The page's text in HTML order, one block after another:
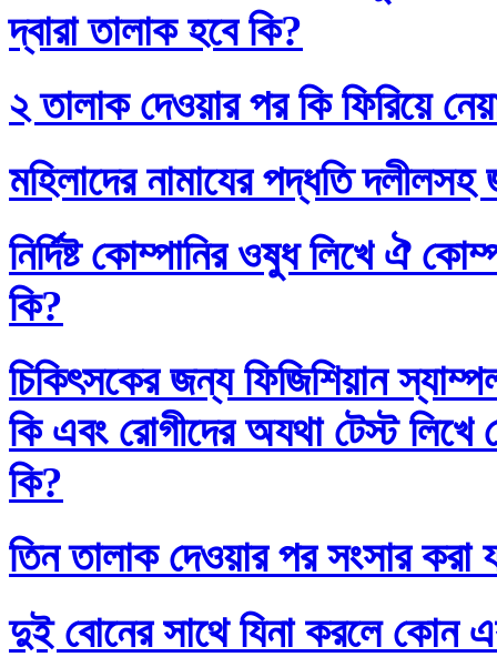
দ্বারা তালাক হবে কি?
২ তালাক দেওয়ার পর কি ফিরিয়ে
মহিলাদের নামাযের পদ্ধতি দলীলসহ
নির্দিষ্ট কোম্পানির ওষুধ লিখে ঐ
কি?
চিকিৎসকের জন্য ফিজিশিয়ান
কি এবং রোগীদের অযথা টেস্ট লিখে
কি?
তিন তালাক দেওয়ার পর সংসার করা
দুই বোনের সাথে যিনা করলে কোন